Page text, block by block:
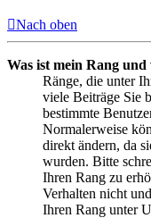
Nach oben
Was ist mein Rang
Ränge, die unter
viele Beiträge Sie
bestimmte
Normalerweise
direkt ändern, da
wurden. Bitte
Ihren Rang zu
Verhalten nicht
Ihren Rang unter